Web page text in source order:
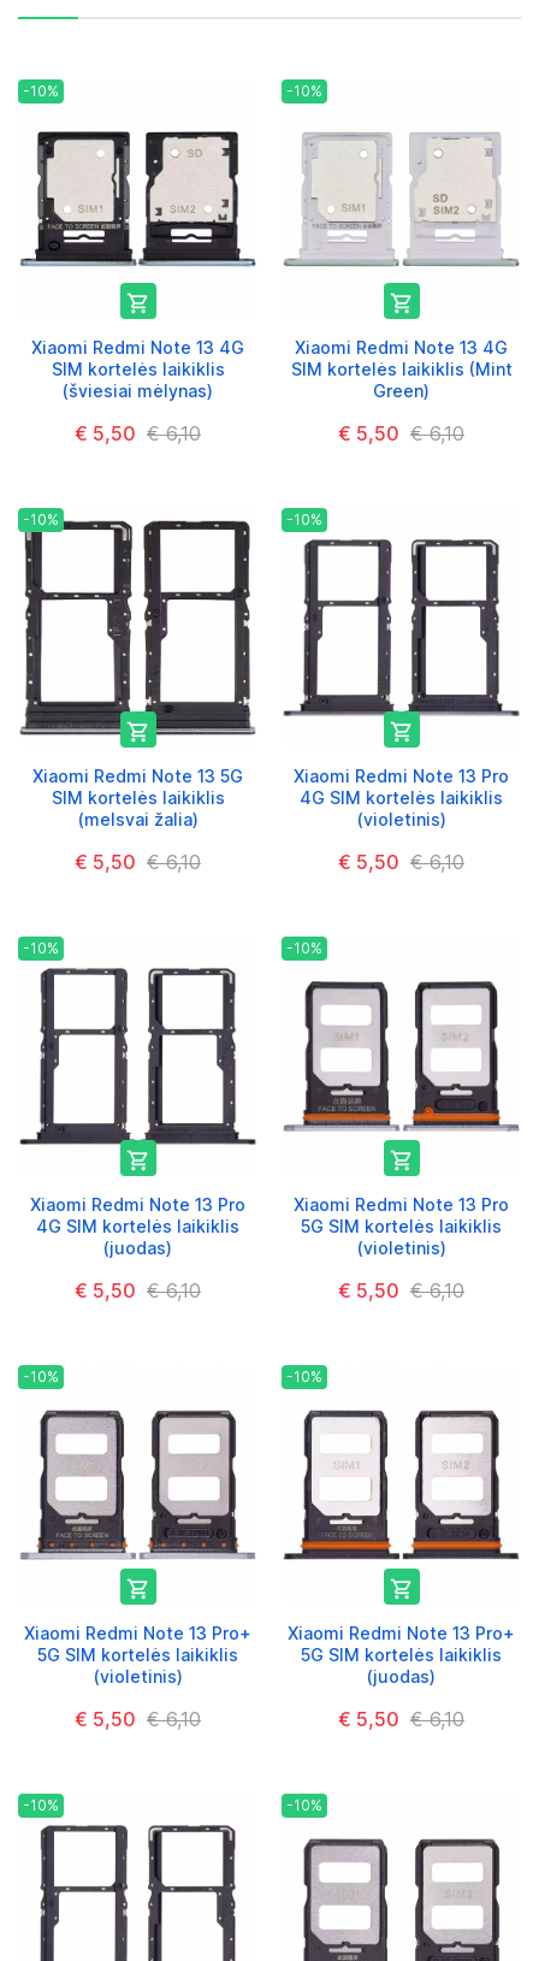
-10%

Xiaomi Redmi Note 13 4G
SIM kortelės laikiklis
(šviesiai mėlynas)
€ 5,50 € 6,10
-10%

Xiaomi Redmi Note 13 4G
SIM kortelės laikiklis (Mint
Green)
€ 5,50 € 6,10
-10%

Xiaomi Redmi Note 13 5G
SIM kortelės laikiklis
(melsvai žalia)
€ 5,50 € 6,10
-10%

Xiaomi Redmi Note 13 Pro
4G SIM kortelės laikiklis
(violetinis)
€ 5,50 € 6,10
-10%

Xiaomi Redmi Note 13 Pro
4G SIM kortelės laikiklis
(juodas)
€ 5,50 € 6,10
-10%

Xiaomi Redmi Note 13 Pro
5G SIM kortelės laikiklis
(violetinis)
€ 5,50 € 6,10
-10%

Xiaomi Redmi Note 13 Pro+
5G SIM kortelės laikiklis
(violetinis)
€ 5,50 € 6,10
-10%

Xiaomi Redmi Note 13 Pro+
5G SIM kortelės laikiklis
(juodas)
€ 5,50 € 6,10
-10% -10%